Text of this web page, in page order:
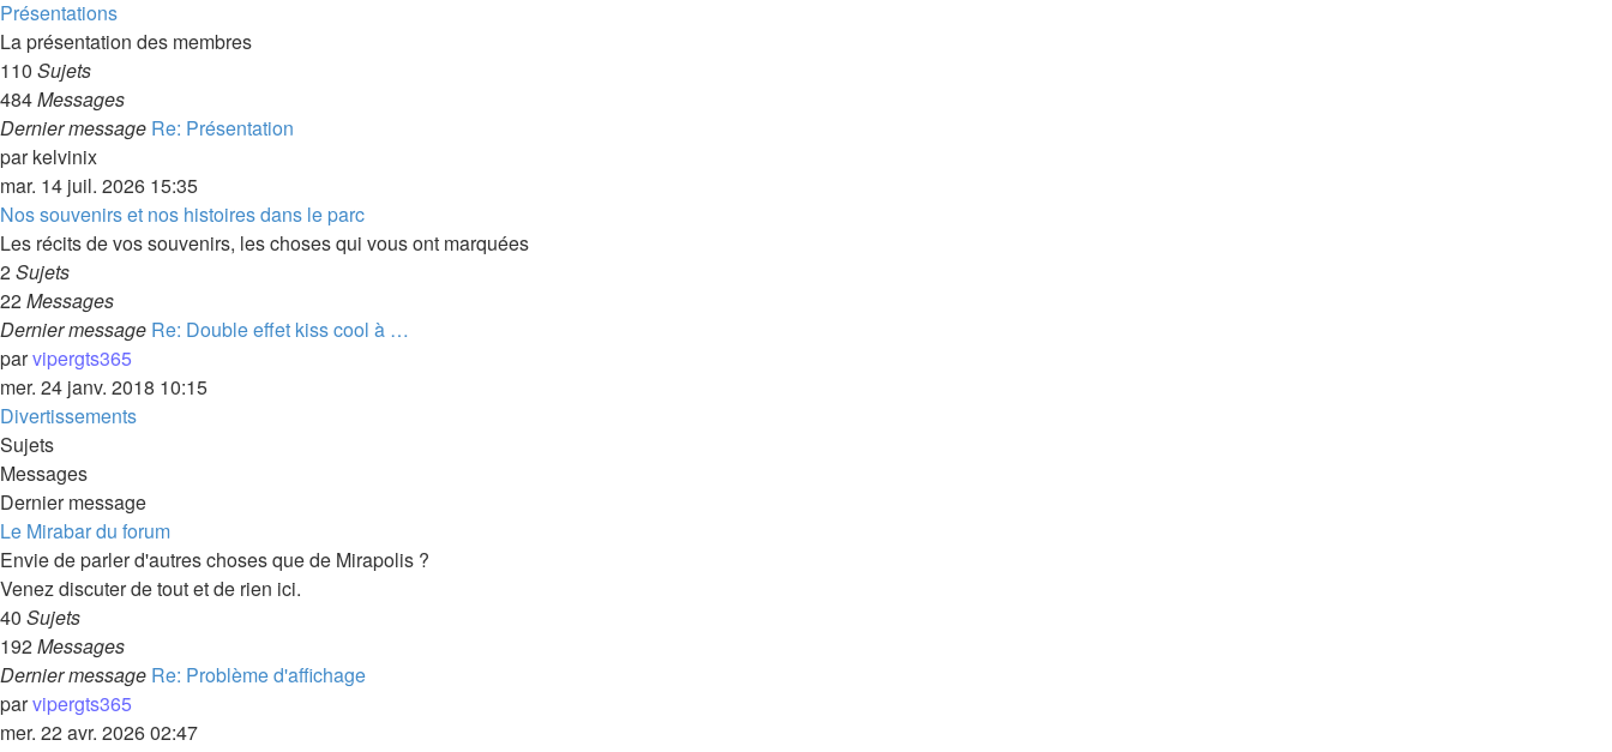
Présentations
La présentation des membres
110 Sujets
484Messages
Dernier message Re: Présentation
parkelvinix
mar. 14 juil. 2026 15:35
Nos souvenirs et nos histoires dans le parc
Les récits de vos souvenirs, les choses qui vous ont marquées
2Sujets
22Messages
Dernier message Re: Double effet kiss cool à …
parvipergts365
mer. 24 janv. 2018 10:15
Divertissements
Sujets
Messages
Dernier message
Le Mirabar du forum
Envie de parler d'autres choses que de Mirapolis ?
Venez discuter de tout et de rien ici.
40 Sujets
192Messages
Dernier message Re: Problème d'affichage
parvipergts365
mer. 22 avr. 2026 02:47